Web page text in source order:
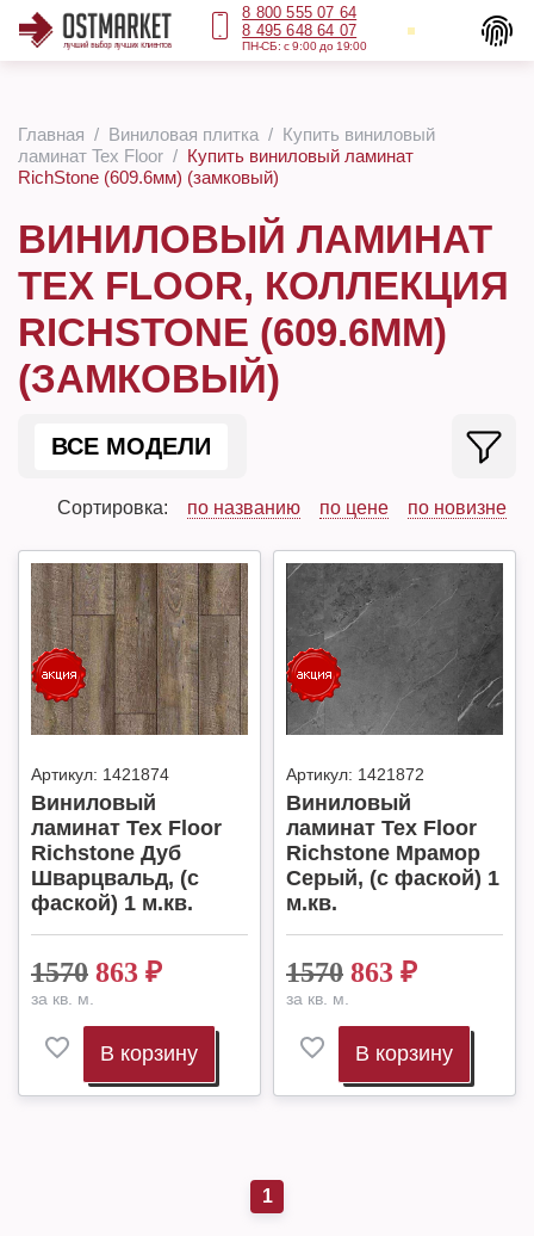
8 800 555 07 64
8 495 648 64 07
ПН-СБ: с 9:00 до 19:00
Главная Виниловая плитка
Купить виниловый
ламинат Tex Floor
Купить виниловый ламинат
RichStone (609.6мм) (замковый)
ВИНИЛОВЫЙ ЛАМИНАТ
TEX FLOOR, КОЛЛЕКЦИЯ
RICHSTONE (609.6ММ)
(ЗАМКОВЫЙ)
ВСЕ МОДЕЛИ
Сортировка: по названию по цене по новизне
Артикул: 1421874
Виниловый
ламинат Tex Floor
Richstone Дуб
Шварцвальд, (с
фаской) 1 м.кв.
1570 863 ₽
за кв. м.
В корзину
Артикул: 1421872
Виниловый
ламинат Tex Floor
Richstone Мрамор
Серый, (с фаской) 1
м.кв.
1570 863 ₽
за кв. м.
В корзину
1